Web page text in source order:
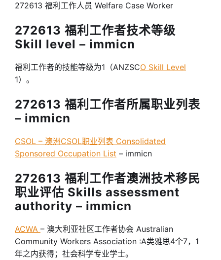
272613 福利工作人员 Welfare Case Worker
272613 福利工作者技术等级
Skill level – immicn
福利工作者的技能等级为1（ANZSCO Skill Level
1）。
272613 福利工作者所属职业列表
– immicn
CSOL – 澳洲CSOL职业列表 Consolidated
Sponsored Occupation List – immicn
272613 福利工作者澳洲技术移民
职业评估 Skills assessment
authority – immicn
ACWA – 澳大利亚社区工作者协会 Australian
Community Workers Association :A类雅思4个7，1
年之内获得；社会科学专业学士。